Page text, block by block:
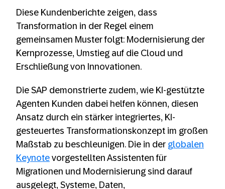
Diese Kundenberichte zeigen, dass
Transformation in der Regel einem
gemeinsamen Muster folgt: Modernisierung der
Kernprozesse, Umstieg auf die Cloud und
Erschließung von Innovationen.
Die SAP demonstrierte zudem, wie KI-gestützte
Agenten Kunden dabei helfen können, diesen
Ansatz durch ein stärker integriertes, KI-
gesteuertes Transformationskonzept im großen
Maßstab zu beschleunigen. Die in der globalen
Keynote vorgestellten Assistenten für
Migrationen und Modernisierung sind darauf
ausgelegt, Systeme, Daten,